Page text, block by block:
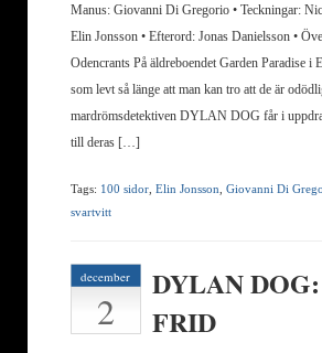
Manus: Giovanni Di Gregorio • Teckningar:
Elin Jonsson • Efterord: Jonas Danielsson •
Odencrants På äldreboendet Garden Paradise i
som levt så länge att man kan tro att de är
mardrömsdetektiven DYLAN DOG får i
till deras […]
Tags: 100 sidor Elin Jonsson Giovanni Di
svartvitt
december
2
DYLAN
FRID